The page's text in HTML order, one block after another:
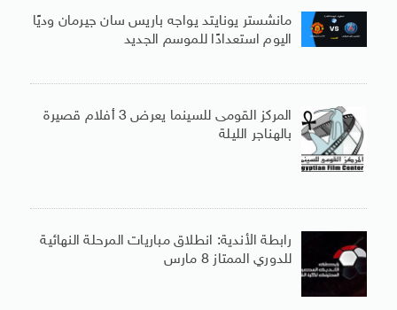
مانشستر يونايتد يواجه باريس سان جيرمان وديًا
اليوم استعدادًا للموسم الجديد
المركز القومى للسينما يعرض 3 أفلام قصيرة
بالهناجر الليلة
رابطة الأندية: انطلاق مباريات المرحلة النهائية
للدوري الممتاز 8 مارس